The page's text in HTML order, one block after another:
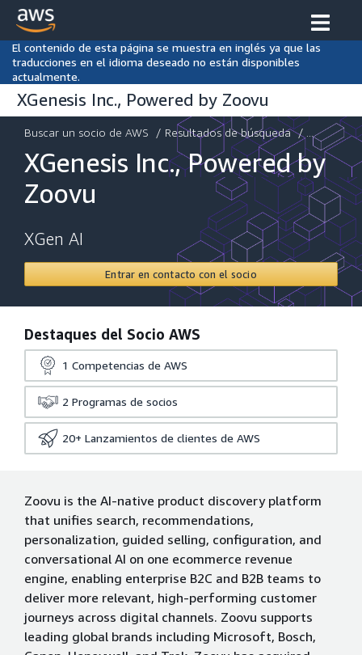
El contenido de esta página se muestra en inglés ya que las
traducciones en el idioma deseado no están disponibles
actualmente.
XGenesis Inc., Powered by Zoovu
Buscar un socio de AWS / Resultados de búsqueda / ...
XGenesis Inc., Powered by
Zoovu
XGen AI
Entrar en contacto con el socio
Destaques del Socio AWS
1 Competencias de AWS
2 Programas de socios
20+ Lanzamientos de clientes de AWS
Zoovu is the AI-native product discovery platform
that unifies search, recommendations,
personalization, guided selling, configuration, and
conversational AI on one ecommerce revenue
engine, enabling enterprise B2C and B2B teams to
deliver more relevant, high-performing customer
journeys across digital channels. Zoovu supports
leading global brands including Microsoft, Bosch,